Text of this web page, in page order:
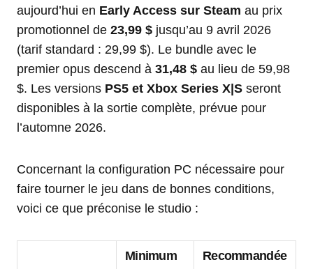
aujourd’hui en Early Access sur Steam au prix
promotionnel de 23,99 $ jusqu’au 9 avril 2026
(tarif standard : 29,99 $). Le bundle avec le
premier opus descend à 31,48 $ au lieu de 59,98
$. Les versions PS5 et Xbox Series X|S seront
disponibles à la sortie complète, prévue pour
l’automne 2026.
Concernant la configuration PC nécessaire pour
faire tourner le jeu dans de bonnes conditions,
voici ce que préconise le studio :
Minimum Recommandée